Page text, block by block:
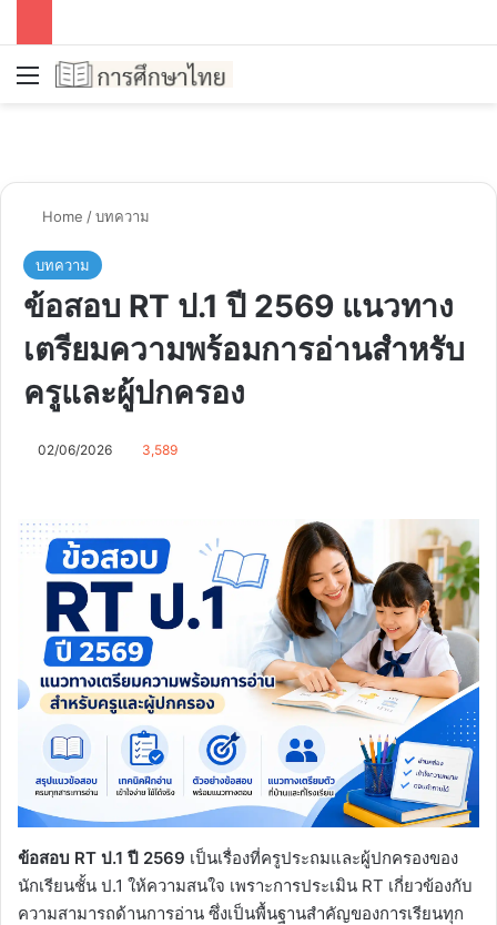
Menu
Home /บทความ
บทความ
ข้อสอบ RT ป.1 ปี 2569 แนวทาง
เตรียมความพร้อมการอ่านสำหรับ
ครูและผู้ปกครอง
02/06/2026 3,589
ข้อสอบ RT ป.1 ปี 2569 เป็นเรื่องที่ครูประถมและผู้ปกครองของ
นักเรียนชั้น ป.1 ให้ความสนใจ เพราะการประเมิน RT เกี่ยวข้องกับ
ความสามารถด้านการอ่าน ซึ่งเป็นพื้นฐานสำคัญของการเรียนทุก